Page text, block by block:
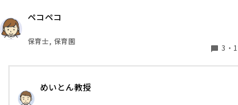
必ず施錠するようにと言われました。鍵は大人しか触
ないくらい高い所で、左右に回すだけで開閉できるも
です。でも、保育室に子どもがいるのに鍵をするっ
物園みたいで私は嫌です。保育室を飛び出す子が多
ペコペコ
保育士, 保育園
3 ・
めいとん教授